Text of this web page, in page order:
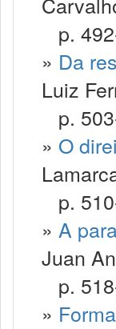
p.
» Da
Luiz
p.
» O
p.
» A
Juan
p.
»